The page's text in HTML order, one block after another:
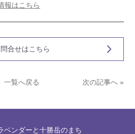
報はこちら
合せはこちら
一覧へ戻る 次の記事へ »
ベンダーと十勝岳のまち